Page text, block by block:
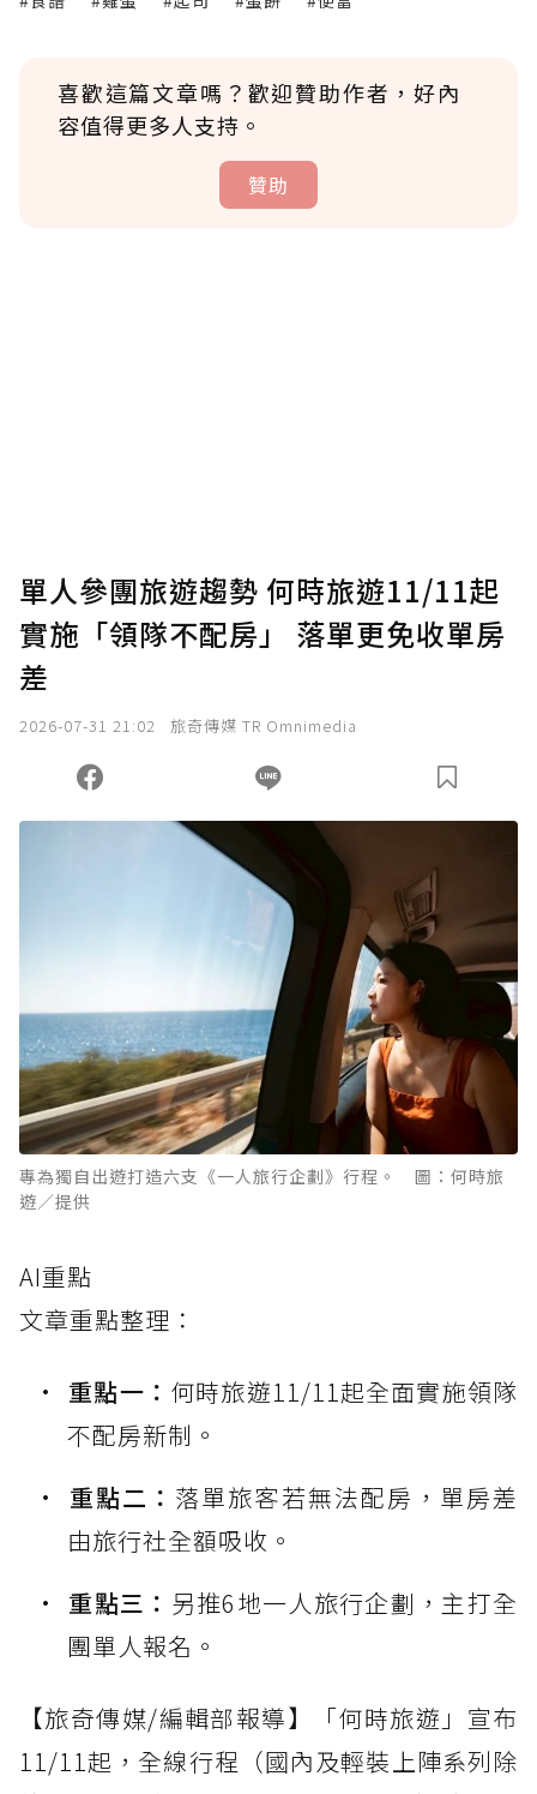
喜歡這篇文章嗎？歡迎贊助作者，好內
容值得更多人支持。
贊助
確認送出
您當前剩餘 U 利點數：0點；前往 購買點數
單人參團旅遊趨勢 何時旅遊11/11起
實施「領隊不配房」 落單更免收單房
差
2026-07-31 21:02 旅奇傳媒 TR Omnimedia
專為獨自出遊打造六支《一人旅行企劃》行程。 圖：何時旅
遊／提供
AI重點
文章重點整理：
重點一： 何時旅遊11/11起全面實施領隊
不配房新制。
重點二： 落單旅客若無法配房，單房差
由旅行社全額吸收。
重點三： 另推6地一人旅行企劃，主打全
團單人報名。
【旅奇傳媒/編輯部報導】「何時旅遊」宣布
11/11起，全線行程（國內及輕裝上陣系列除